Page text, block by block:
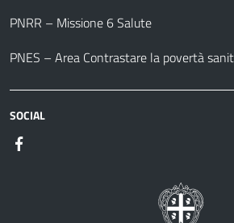
PNRR – Missione 6 Salute
PNES – Area Contrastare la povertà
SOCIAL